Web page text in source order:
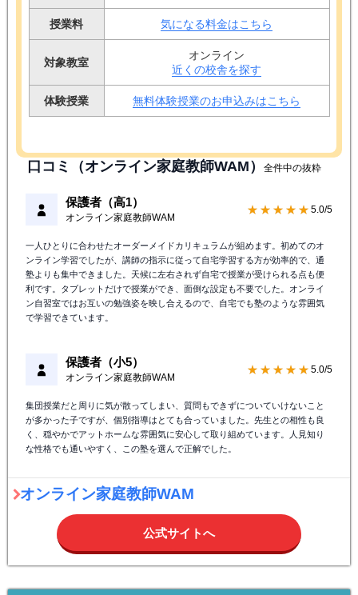
授業料 気になる料金はこちら
対象教室
オンライン
近くの校舎を探す
体験授業 無料体験授業のお申込みはこちら
口コミ（オンライン家庭教師WAM） 全件中の抜粋
保護者（高1）
オンライン家庭教師WAM
★★★★★ 5.0/5
一人ひとりに合わせたオーダーメイドカリキュラムが組めます。初めてのオ
ンライン学習でしたが、講師の指示に従って自宅学習する方が効率的で、通
塾よりも集中できました。天候に左右されず自宅で授業が受けられる点も便
利です。タブレットだけで授業ができ、面倒な設定も不要でした。オンライ
ン自習室ではお互いの勉強姿を映し合えるので、自宅でも塾のような雰囲気
で学習できています。
保護者（小5）
オンライン家庭教師WAM
★★★★★ 5.0/5
集団授業だと周りに気が散ってしまい、質問もできずについていけないこと
が多かった子ですが、個別指導はとても合っていました。先生との相性も良
く、穏やかでアットホームな雰囲気に安心して取り組めています。人見知り
な性格でも通いやすく、この塾を選んで正解でした。
オンライン家庭教師WAM
公式サイトへ